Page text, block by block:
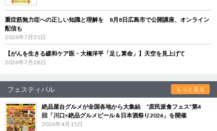
重症筋無力症への正しい知識と理解を 8月8日広島市で公開講座、オンライン
配信も
2026年7月31日
【がんを生きる緩和ケア医・大橋洋平「足し算命」】天空を見上げて
2026年7月28日
フェスティバル もっと見る
絶品屋台グルメが全国各地から大集結 “庶民派食フェス”第4
回「川口×絶品グルメビール＆日本酒祭り2026」を開催
2026年4月15日